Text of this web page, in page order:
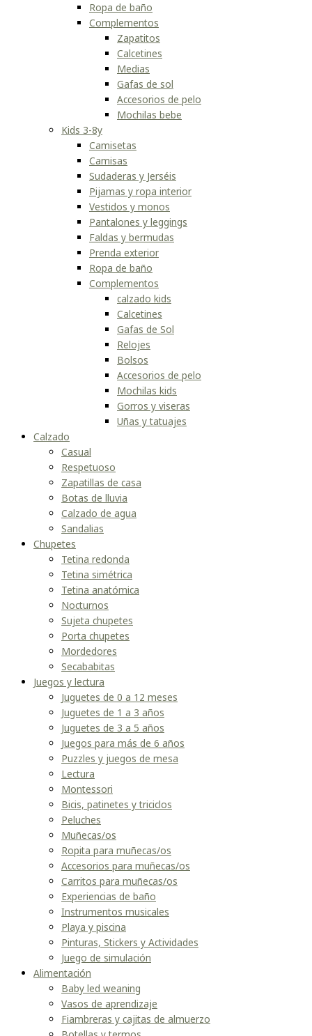
Ropa de baño
Complementos
Zapatitos
Calcetines
Medias
Gafas de sol
Accesorios de pelo
Mochilas bebe
Kids 3-8y
Camisetas
Camisas
Sudaderas y Jerséis
Pijamas y ropa interior
Vestidos y monos
Pantalones y leggings
Faldas y bermudas
Prenda exterior
Ropa de baño
Complementos
calzado kids
Calcetines
Gafas de Sol
Relojes
Bolsos
Accesorios de pelo
Mochilas kids
Gorros y viseras
Uñas y tatuajes
Calzado
Casual
Respetuoso
Zapatillas de casa
Botas de lluvia
Calzado de agua
Sandalias
Chupetes
Tetina redonda
Tetina simétrica
Tetina anatómica
Nocturnos
Sujeta chupetes
Porta chupetes
Mordedores
Secababitas
Juegos y lectura
Juguetes de 0 a 12 meses
Juguetes de 1 a 3 años
Juguetes de 3 a 5 años
Juegos para más de 6 años
Puzzles y juegos de mesa
Lectura
Montessori
Bicis, patinetes y triciclos
Peluches
Muñecas/os
Ropita para muñecas/os
Accesorios para muñecas/os
Carritos para muñecas/os
Experiencias de baño
Instrumentos musicales
Playa y piscina
Pinturas, Stickers y Actividades
Juego de simulación
Alimentación
Baby led weaning
Vasos de aprendizaje
Fiambreras y cajitas de almuerzo